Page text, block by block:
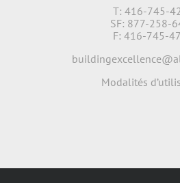
T: 416-745-
SF: 877-258-
F: 416-745-
Modalités